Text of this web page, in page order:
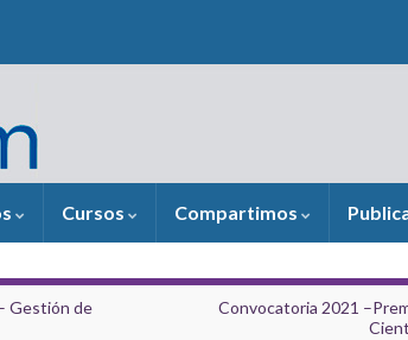
Cursos Compartimos
Gestión de
Convocatoria 2021